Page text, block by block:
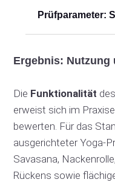
Prüfparameter:
Ergebnis: Nutzung
Die Funktionalität
erweist sich im
bewerten. Für das
ausgerichteter Yoga-
Savasana,
Rückens sowie